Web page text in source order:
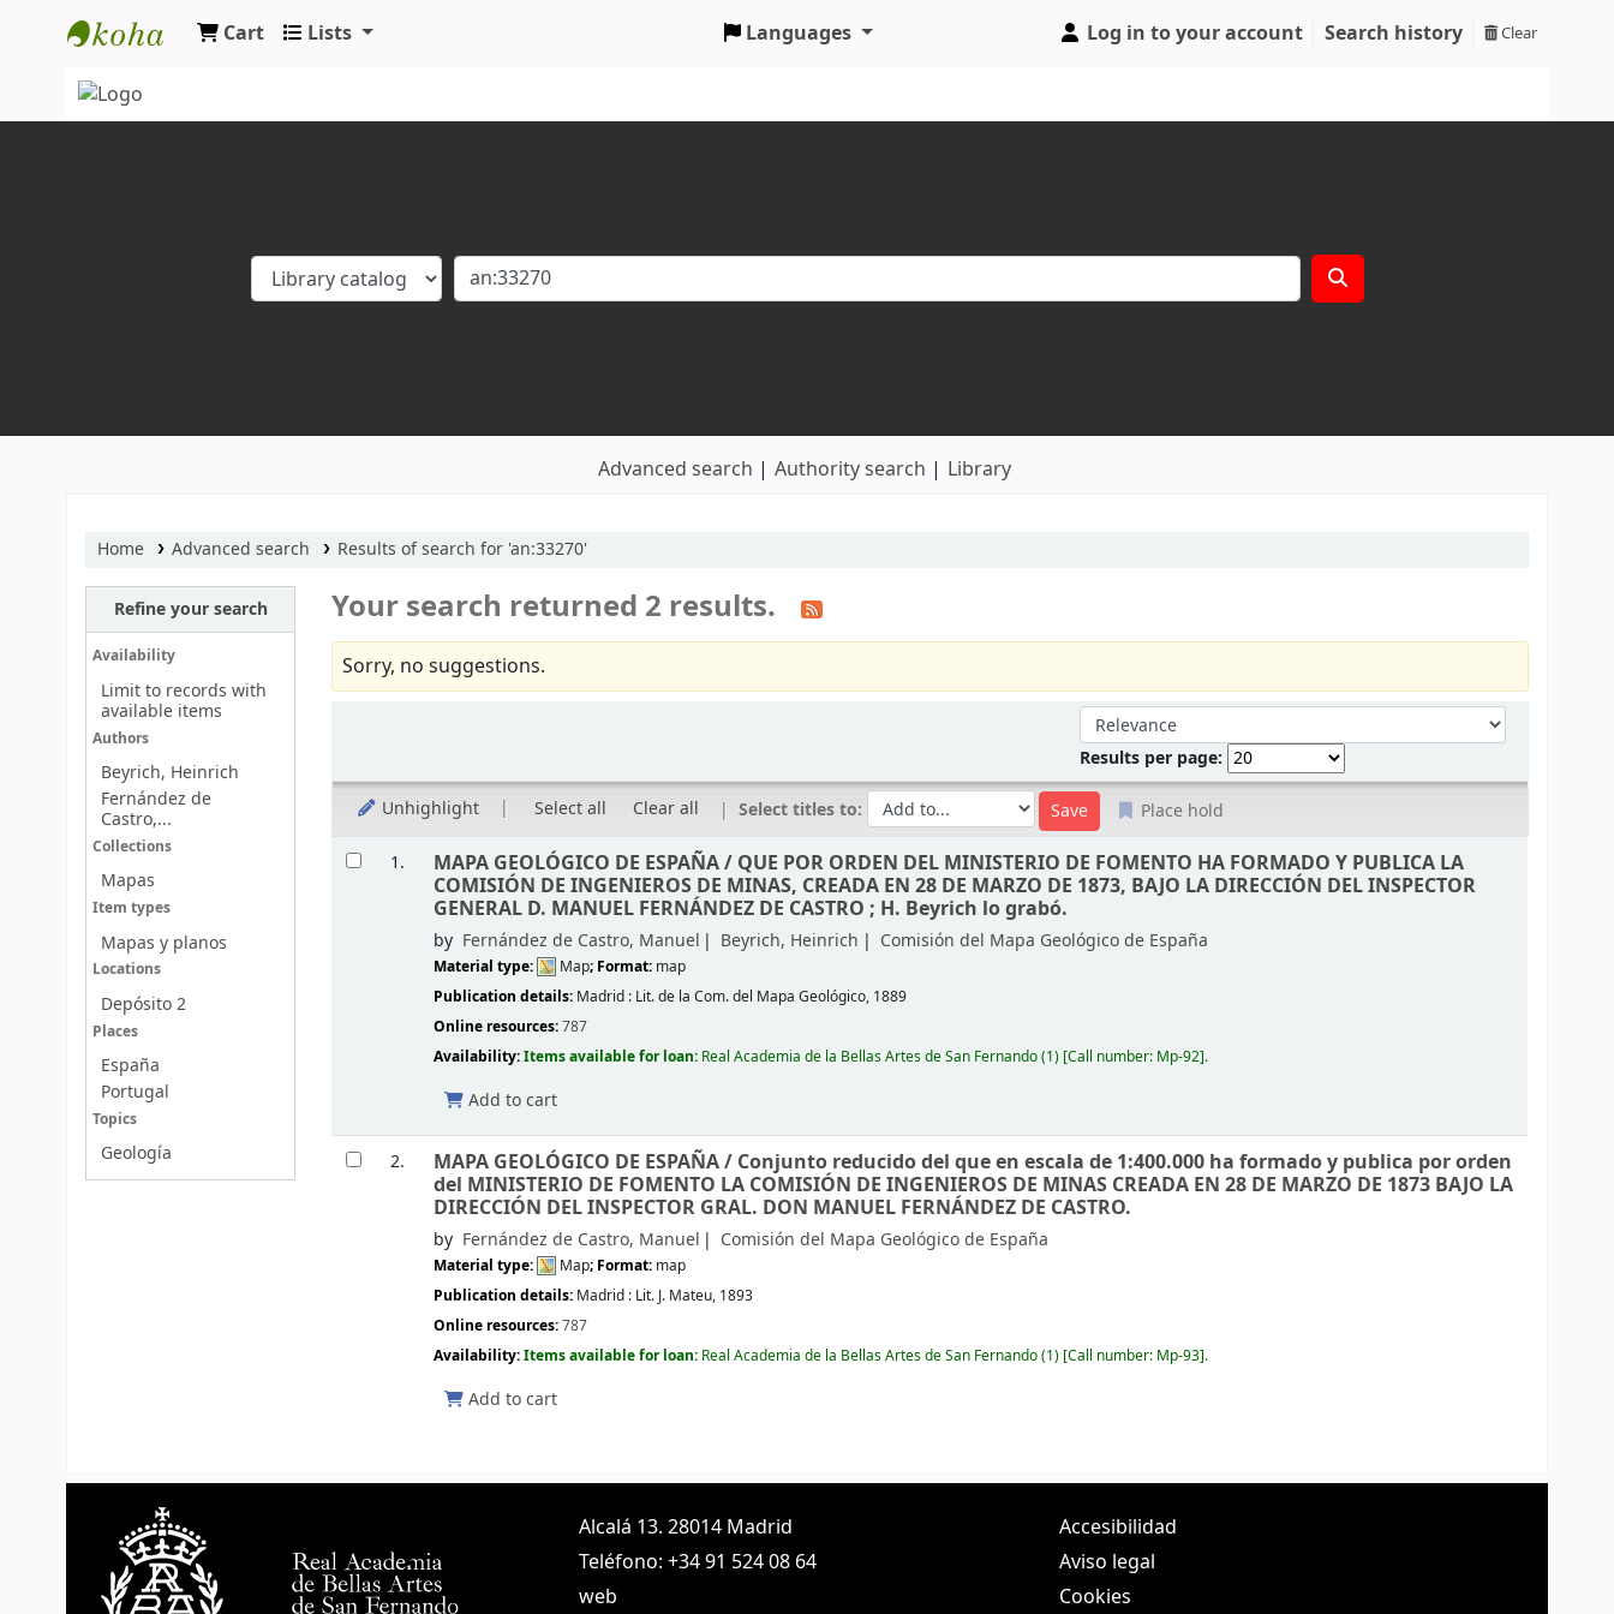
Koha online
Cart Lists Languages Log in to your account Search history Clear
Advanced search Authority search Library
Home Advanced search Results of search for 'an:33270'
Refine your search
Availability
Limit to records with
available items
Authors
Beyrich, Heinrich
Fernández de
Castro,...
Collections
Mapas
Item types
Mapas y planos
Locations
Depósito 2
Places
España
Portugal
Topics
Geología
Your search returned 2 results.
Sorry, no suggestions.
Sort by:
Results per page:
Unhighlight Select all Clear all Select titles to: Place hold
Results
1. MAPA GEOLÓGICO DE ESPAÑA / QUE POR ORDEN DEL MINISTERIO DE FOMENTO HA FORMADO Y PUBLICA LA
COMISIÓN DE INGENIEROS DE MINAS, CREADA EN 28 DE MARZO DE 1873, BAJO LA DIRECCIÓN DEL INSPECTOR
GENERAL D. MANUEL FERNÁNDEZ DE CASTRO ; H. Beyrich lo grabó.
by Fernández de Castro, Manuel Beyrich, Heinrich Comisión del Mapa Geológico de España
Material type: Map; Format: map
Publication details: Madrid : Lit. de la Com. del Mapa Geológico, 1889
Online resources:787
Availability:Items available for loan: Real Academia de la Bellas Artes de San Fernando(1) Call number: Mp-92 .
Add to cart
2. MAPA GEOLÓGICO DE ESPAÑA / Conjunto reducido del que en escala de 1:400.000 ha formado y publica por orden
del MINISTERIO DE FOMENTO LA COMISIÓN DE INGENIEROS DE MINAS CREADA EN 28 DE MARZO DE 1873 BAJO LA
DIRECCIÓN DEL INSPECTOR GRAL. DON MANUEL FERNÁNDEZ DE CASTRO.
by Fernández de Castro, Manuel Comisión del Mapa Geológico de España
Material type: Map; Format: map
Publication details: Madrid : Lit. J. Mateu, 1893
Online resources:787
Availability:Items available for loan: Real Academia de la Bellas Artes de San Fernando(1) Call number: Mp-93 .
Add to cart
Alcalá 13. 28014 Madrid
Teléfono: +34 91 524 08 64
web
Accesibilidad
Aviso legal
Cookies